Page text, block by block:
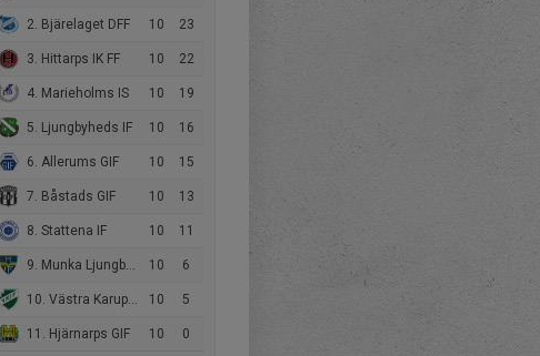
2. Bjärelaget DFF 10 23
3. Hittarps IK FF 10 22
4. Marieholms IS 10 19
5. Ljungbyheds IF 10 16
6. Allerums GIF 10 15
7. Båstads GIF 10 13
8. Stattena IF 10 11
9. Munka Ljungby IF 10 6
10. Västra Karups FK 10 5
11. Hjärnarps GIF 10 0